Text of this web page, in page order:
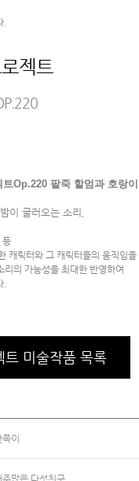
.
젝트
Op.220 팥죽 할멈과 호랑이
이 굴러오는 소리,
등
캐릭터와 그 캐릭터들의 움직임을
리의 가능성을 최대한 반영하여
.
트 미술작품 목록
쪽이
주많은 다섯친구